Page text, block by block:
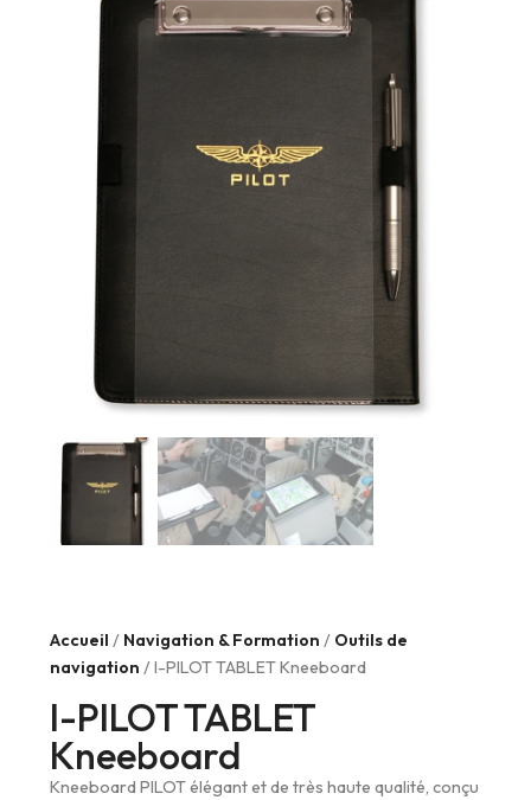
Accueil / Navigation & Formation / Outils de
navigation / I-PILOT TABLET Kneeboard
I-PILOT TABLET
Kneeboard
Kneeboard PILOT élégant et de très haute qualité, conçu